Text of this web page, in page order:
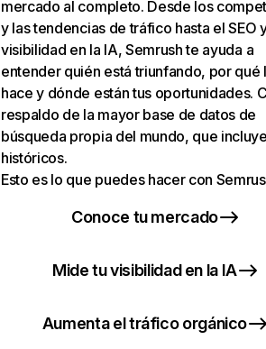
mercado al completo. Desde los
y las tendencias de tráfico hasta el SEO
visibilidad en la IA, Semrush te ayuda a
entender quién está triunfando, por qué
hace y dónde están tus oportunidades.
respaldo de la mayor base de datos de
búsqueda propia del mundo, que
históricos.
Esto es lo que puedes hacer con
Conoce tu mercado
Mide tu visibilidad en la IA
Aumenta el tráfico orgánico